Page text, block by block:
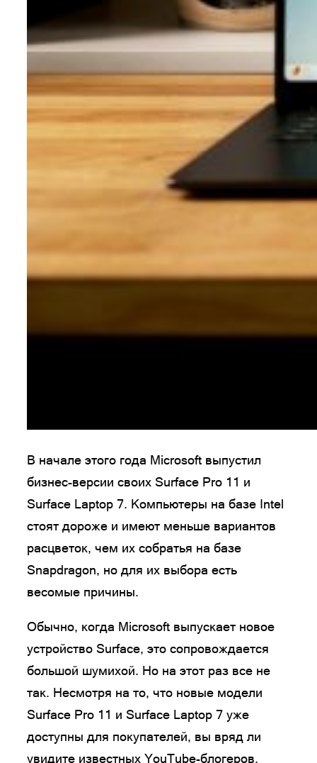
В начале этого года Microsoft выпустил
бизнес-версии своих Surface Pro 11 и
Surface Laptop 7. Компьютеры на базе Intel
стоят дороже и имеют меньше вариантов
расцветок, чем их собратья на базе
Snapdragon, но для их выбора есть
весомые причины.
Обычно, когда Microsoft выпускает новое
устройство Surface, это сопровождается
большой шумихой. Но на этот раз все не
так. Несмотря на то, что новые модели
Surface Pro 11 и Surface Laptop 7 уже
доступны для покупателей, вы вряд ли
увидите известных YouTube-блогеров,